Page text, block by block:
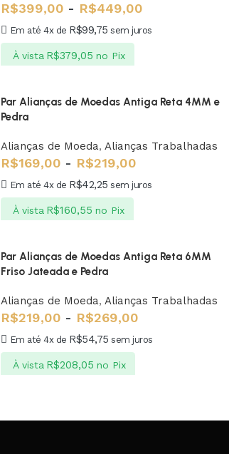
R$399,00 - R$449,00
Em até 4x de R$99,75 sem juros
À vista R$379,05 no Pix
Par Alianças de Moedas Antiga Reta 4MM e
Pedra
Alianças de Moeda, Alianças Trabalhadas
R$169,00 - R$219,00
Em até 4x de R$42,25 sem juros
À vista R$160,55 no Pix
Par Alianças de Moedas Antiga Reta 6MM
Friso Jateada e Pedra
Alianças de Moeda, Alianças Trabalhadas
R$219,00 - R$269,00
Em até 4x de R$54,75 sem juros
À vista R$208,05 no Pix